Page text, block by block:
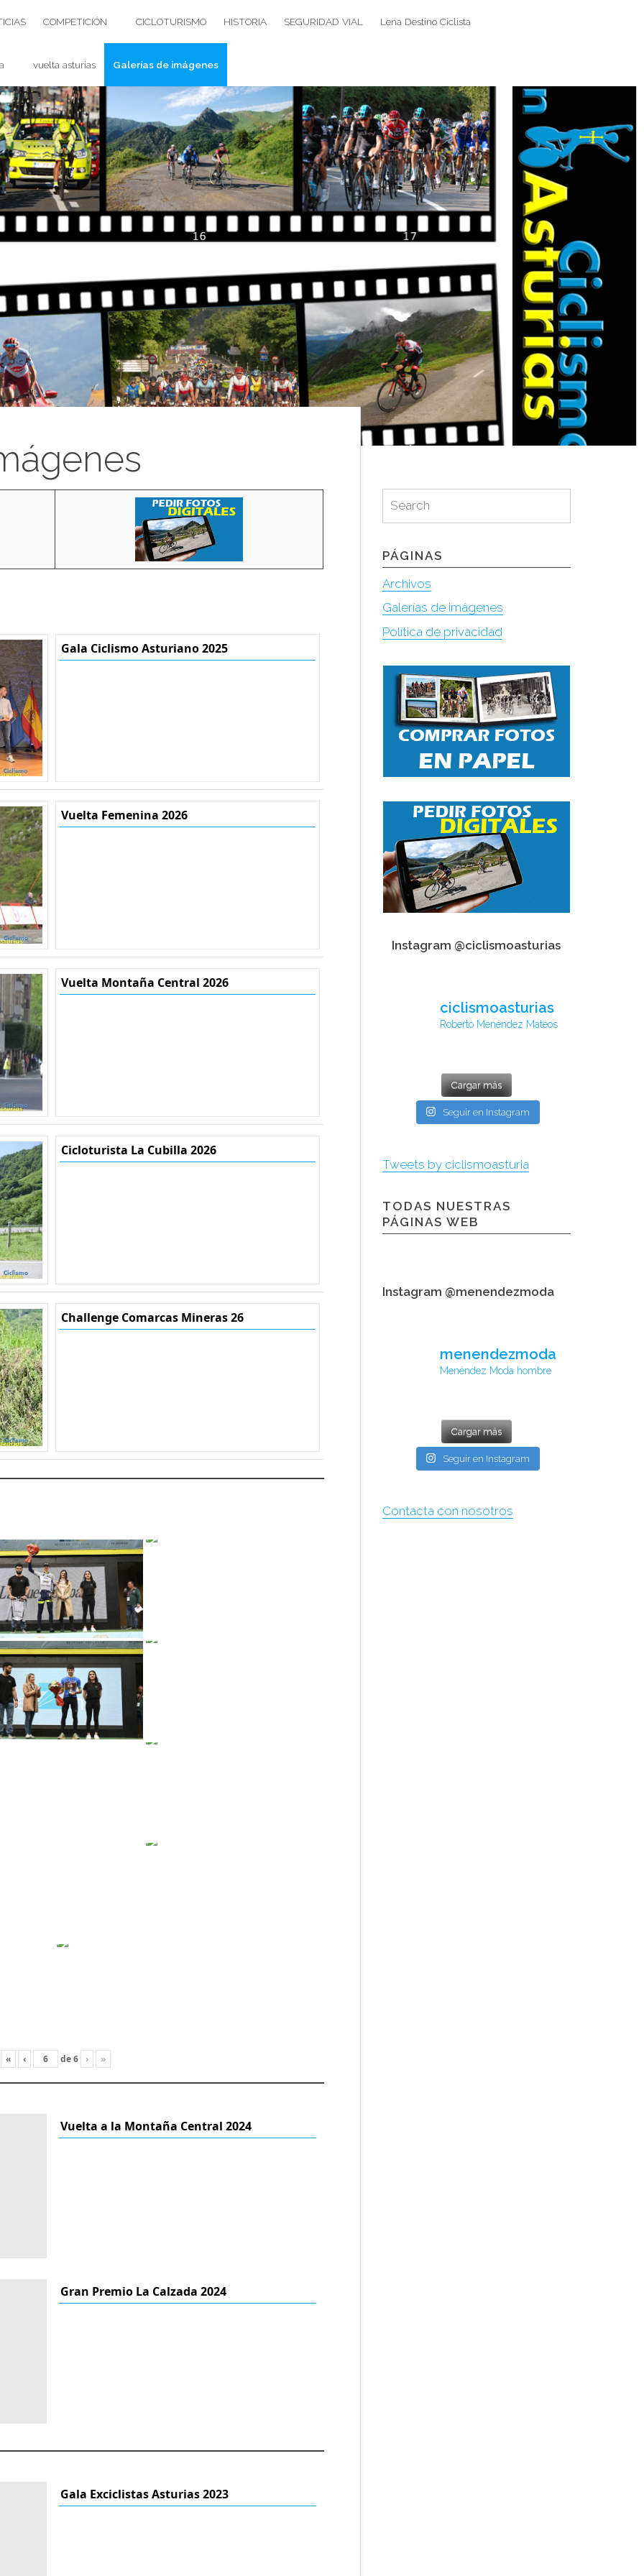
COMPETICIÓN CICLOTURISMO HISTORIA SEGURIDAD VIAL Lena Destino Ciclista
vuelta asturias Galerías de imágenes
Gala Ciclismo Asturiano 2025
Vuelta Femenina 2026
Vuelta Montaña Central 2026
Cicloturista La Cubilla 2026
Challenge Comarcas Mineras 26
« ‹ de6 › »
Vuelta a la Montaña Central 2024
Gran Premio La Calzada 2024
Gala Exciclistas Asturias 2023
for:
Search
PÁGINAS
Archivos
Galerías de imágenes
Política de privacidad
Instagram @ciclismoasturias
ciclismoasturias
Roberto Menéndez Mateos
Cargar más
Seguir en Instagram
Tweets by ciclismoasturia
TODAS NUESTRAS
PÁGINAS WEB
Instagram @menendezmoda
menendezmoda
Menéndez Moda hombre
Cargar más
Seguir en Instagram
Contacta con nosotros